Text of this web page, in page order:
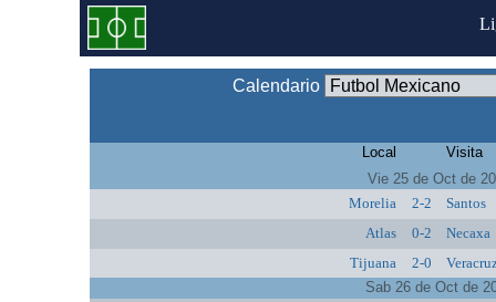
Calendario
Local Visita
Vie 25 de Oct de
Morelia
2-2 Santos
Atlas
0-2 Necaxa
Tijuana
2-0
Sab 26 de Oct de